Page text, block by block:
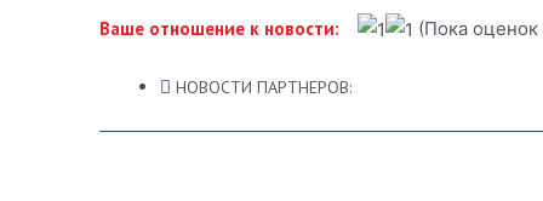
Ваше отношение к новости: (Пока оценок
НОВОСТИ ПАРТНЕРОВ: